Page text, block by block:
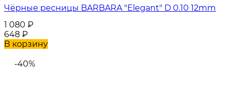
Чёрные ресницы BARBARA "Elegant" D 0.10 12mm
1 080 ₽
648 ₽
В корзину
-40%